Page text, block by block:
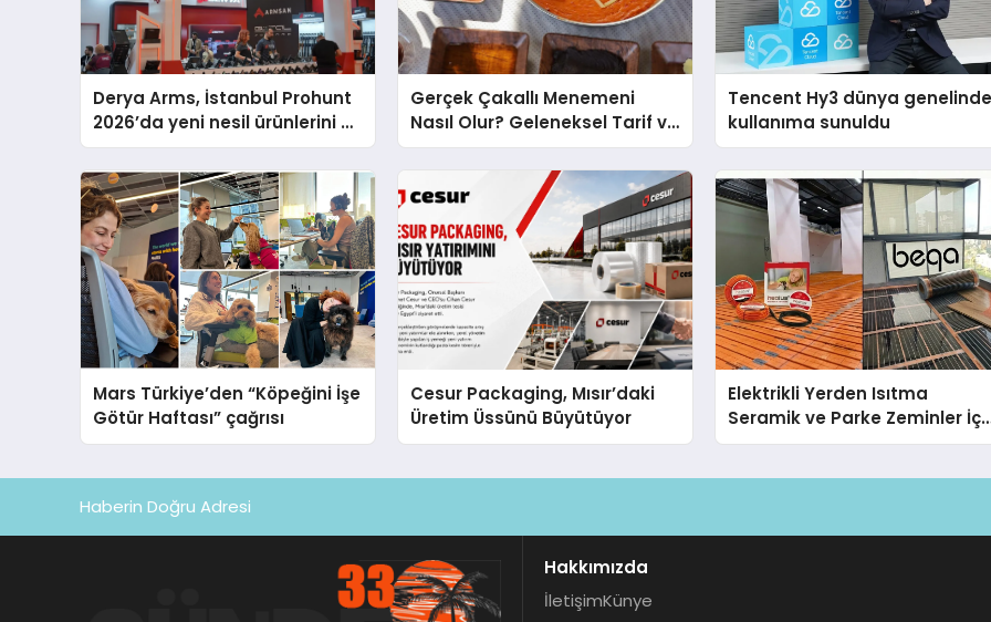
Derya Arms, İstanbul Prohunt
2026’da yeni nesil ürünlerini ve
global marka vizyonunu
sergiledi
Gerçek Çakallı Menemeni
Nasıl Olur? Geleneksel Tarif ve
Sunum
Tencent Hy3 dünya
kullanıma sunuldu
Mars Türkiye’den “Köpeğini İşe
Götür Haftası” çağrısı
Cesur Packaging, Mısır’daki
Üretim Üssünü Büyütüyor
Elektrikli Yerden Isıtma
Seramik ve Parke Zeminler
En Verimli Çözümler
Haberin Doğru Adresi
Hakkımızda
İletişimKünye